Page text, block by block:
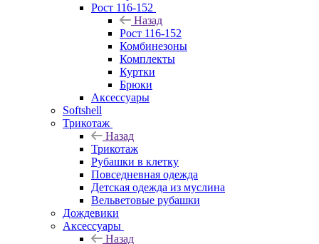
Рост 116-152
Назад
Рост 116-152
Комбинезоны
Комплекты
Куртки
Брюки
Аксессуары
Softshell
Трикотаж
Назад
Трикотаж
Рубашки в клетку
Повседневная одежда
Детская одежда из муслина
Вельветовые рубашки
Дождевики
Аксессуары
Назад